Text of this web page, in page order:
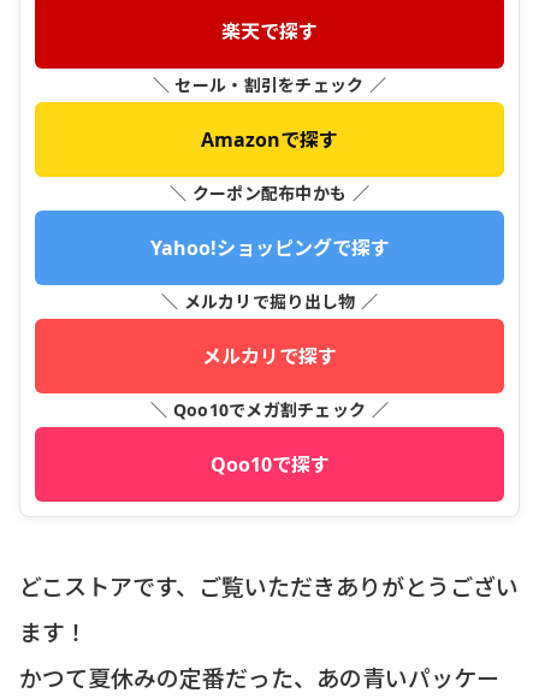
楽天で探す
＼ セール・割引をチェック ／
Amazonで探す
＼ クーポン配布中かも ／
Yahoo!ショッピングで探す
＼ メルカリで掘り出し物 ／
メルカリで探す
＼ Qoo10でメガ割チェック ／
Qoo10で探す
どこストアです、ご覧いただきありがとうござい
ます！
かつて夏休みの定番だった、あの青いパッケー